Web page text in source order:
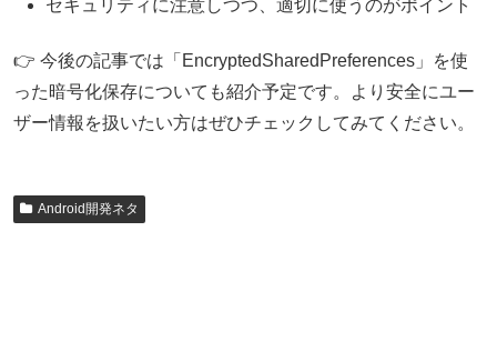
セキュリティに注意しつつ、適切に使うのがポイント
👉 今後の記事では「EncryptedSharedPreferences」を使
った暗号化保存についても紹介予定です。より安全にユー
ザー情報を扱いたい方はぜひチェックしてみてください。
Android開発ネタ